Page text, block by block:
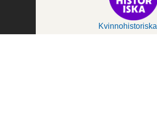
Kvinnohistoriska